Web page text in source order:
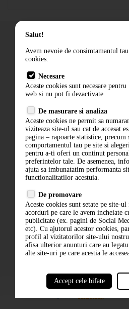
Cum comand
Livrare
Contact
Politica de confidentialitate
ANPC
ABONARE LA NEWSLETTER
Salut!
Avem nevoie de consimtamantul
cookies:
Necesare
Aceste cookies sunt necesare
web si nu pot fi dezactivate
De masurare si analiza
Aceste cookies ne permit sa
viziteaza site-ul sau cat de accesat
pagina – rapoarte statistice, precum
comportamentul tau pe site si
pentru a-ti oferi un continut
preferintelor tale. De asemenea,
ajuta sa imbunatatim performanta
functionalitatilor acestuia.
De promovare
Aceste cookies sunt setate pe site-
acorduri pe care le avem incheiate
publicitate (ex. pagini de Social
etc). Cu ajutorul acestor cookies,
profil al vizitatorilor site-ului
afisa ulterior anunturi care au
alte site-uri pe care acestia le
Accept cele bifate